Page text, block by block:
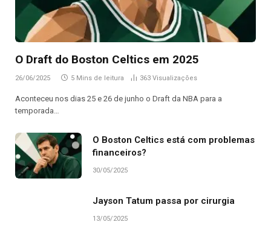
O Draft do Boston Celtics em 2025
26/06/2025 5 Mins de leitura 363 Visualizações
Aconteceu nos dias 25 e 26 de junho o Draft da NBA para a
temporada…
O Boston Celtics está com problemas
financeiros?
30/05/2025
Jayson Tatum passa por cirurgia
13/05/2025